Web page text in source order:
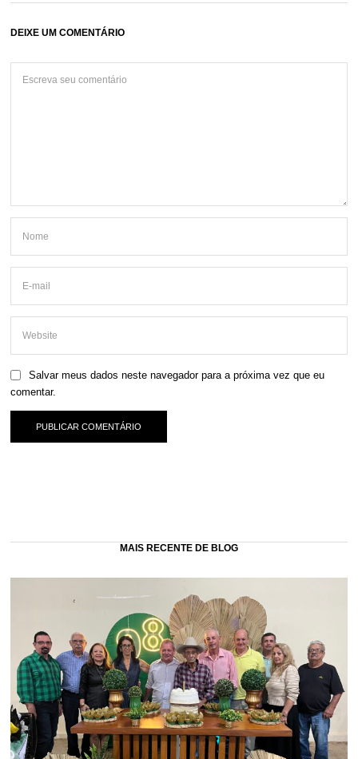
DEIXE UM COMENTÁRIO
Salvar meus dados neste navegador para a próxima vez que eu
comentar.
MAIS RECENTE DE BLOG